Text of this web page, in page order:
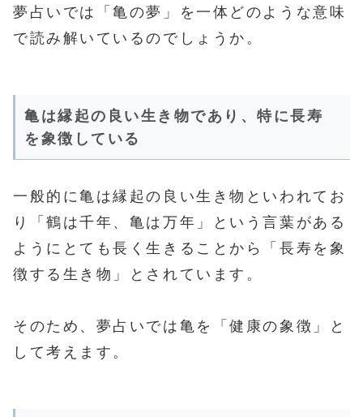
夢占いでは「亀の夢」を一体どのような意味
で読み解いているのでしょうか。
亀は縁起の良い生き物であり、特に長寿
を象徴している
一般的に亀は縁起の良い生き物といわれてお
り「鶴は千年、亀は万年」という言葉がある
ようにとても長く生きることから「長寿を象
徴する生き物」とされています。
そのため、夢占いでは亀を「健康の象徴」と
して考えます。